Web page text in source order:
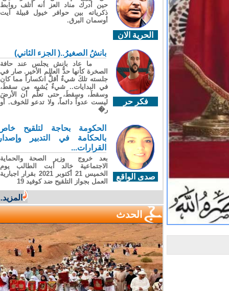
الحرية الان
حين أدرك مناد العز أنه أتلف روابط
ذكرياته بين حوافر خيول قبيلة آيت
أوسمان البرق.
فكر حر
بانشُ الصغيرُ..( الجزء الثاني)
ما عاد بانش يجلس عند حافة
الصخرة كأنها حدُّ العالم الأخير. صار في
جلسته تلكَ شيءٌ أقلُّ انكساراً مما كان
في البدايات.. شيءٌ يُشبِه من سقطَ،
وسقطَ، وسقطَ، حتى تعلّم أن الأرضَ
ليست عدواً دائماً، ولا تدعو للخوف. أو
ر�
صدى الواقع
الحكومة بحاجة لتلقيح خاص
بالحكامة في التدبير وإصدار
القرارات...
بعد خروج وزير الصحة والحماية
الاجتماعية خالد أبت الطالب يوم
الخميس 21 أكتوبر 2021 بقرار اجبارية
العمل بجواز التلقيح ضد كوفيد 19
المزيد...
الحدث